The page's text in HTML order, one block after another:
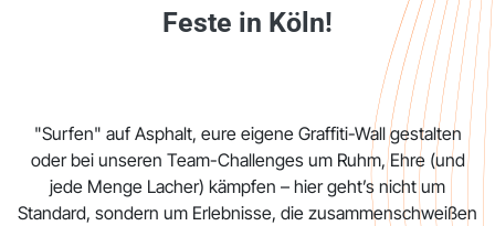
Feste in Köln! ​
"Surfen" auf Asphalt, eure eigene Graffiti-Wall gestalten
oder bei unseren Team-Challenges um Ruhm, Ehre (und
jede Menge Lacher) kämpfen – hier geht’s nicht um
Standard, sondern um Erlebnisse, die zusammenschweißen